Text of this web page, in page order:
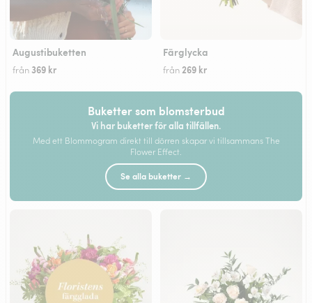
Augustibuketten
från 369 kr
Färglycka
från 269 kr
Buketter som blomsterbud
Vi har buketter för alla tillfällen.
Med ett Blommogram direkt till dörren skapar vi tillsammans The
Flower Effect.
Se alla buketter →